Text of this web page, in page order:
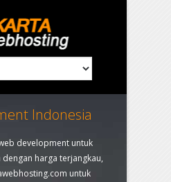
Indonesia
development untuk
harga terjangkau,
untuk